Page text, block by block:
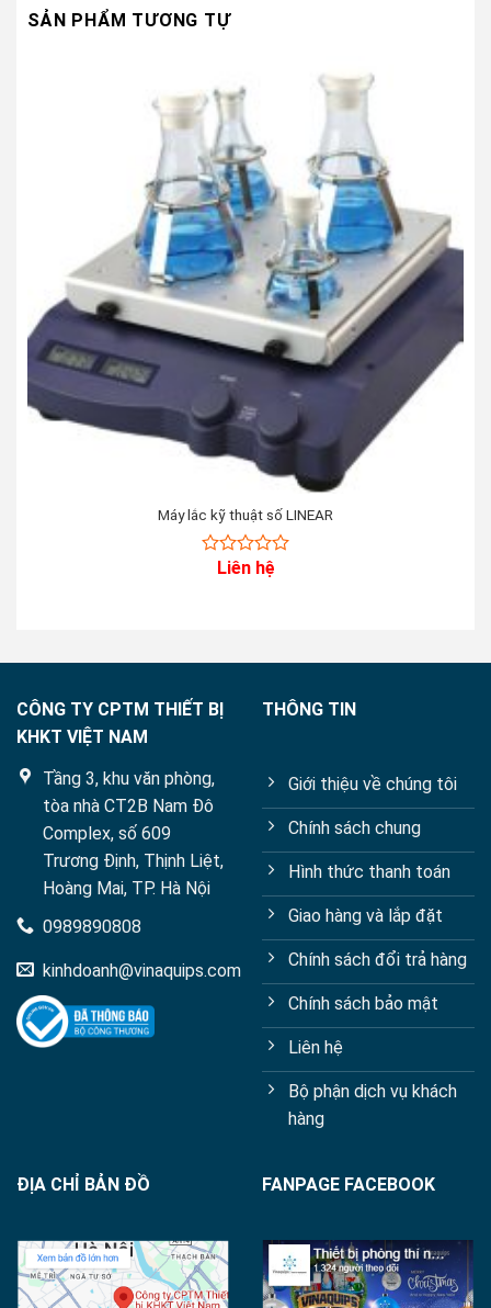
SẢN PHẨM TƯƠNG TỰ
Máy lắc kỹ thuật số LINEAR
Liên hệ
CÔNG TY CPTM THIẾT BỊ
KHKT VIỆT NAM
Tầng 3, khu văn phòng,
tòa nhà CT2B Nam Đô
Complex, số 609
Trương Định, Thịnh Liệt,
Hoàng Mai, TP. Hà Nội
0989890808
kinhdoanh@vinaquips.com
THÔNG TIN
Giới thiệu về chúng tôi
Chính sách chung
Hình thức thanh toán
Giao hàng và lắp đặt
Chính sách đổi trả hàng
Chính sách bảo mật
Liên hệ
Bộ phận dịch vụ khách
hàng
ĐỊA CHỈ BẢN ĐỒ FANPAGE FACEBOOK